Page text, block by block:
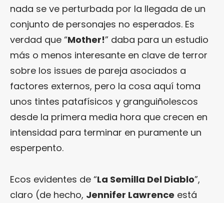
nada se ve perturbada por la llegada de un
conjunto de personajes no esperados. Es
verdad que “Mother!” daba para un estudio
más o menos interesante en clave de terror
sobre los issues de pareja asociados a
factores externos, pero la cosa aquí toma
unos tintes patafísicos y granguiñolescos
desde la primera media hora que crecen en
intensidad para terminar en puramente un
esperpento.
Ecos evidentes de “La Semilla Del Diablo”,
claro (de hecho, Jennifer Lawrence está